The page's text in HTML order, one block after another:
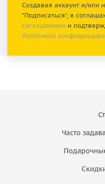
Создавая аккаунт и/или
"Подписаться", я
соглашением и
Политикой
Часто